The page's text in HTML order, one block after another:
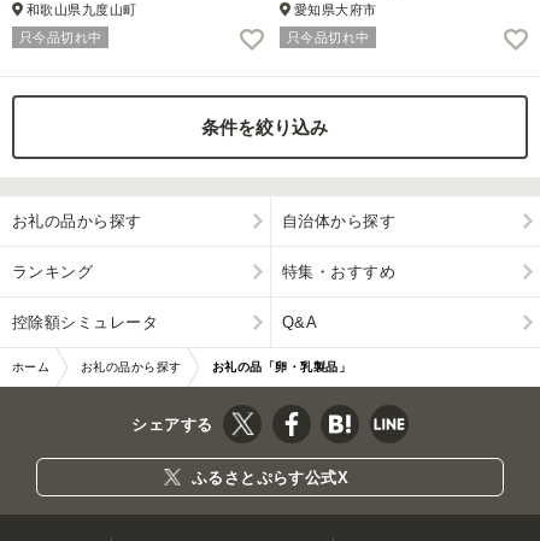
和歌山県九度山町
只今品切れ中
愛知県大府市
只今品切れ中
条件を絞り込み
お礼の品から探す 自治体から探す
ランキング 特集・おすすめ
控除額シミュレータ Q&A
ホーム お礼の品から探す お礼の品「卵・乳製品」
シェアする
ふるさとぷらす公式X